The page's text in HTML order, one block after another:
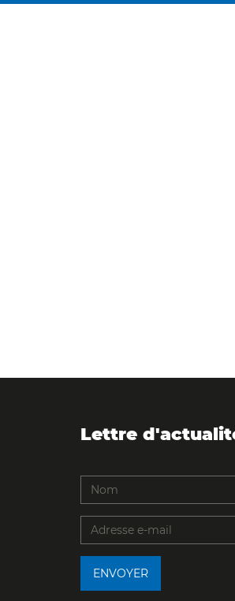
Lettre
ENVOYER